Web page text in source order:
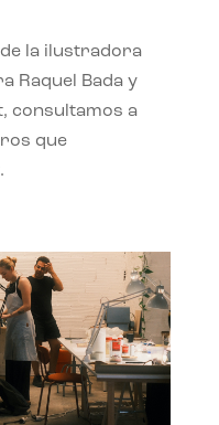
la ilustradora
Raquel Bada y
consultamos a
que